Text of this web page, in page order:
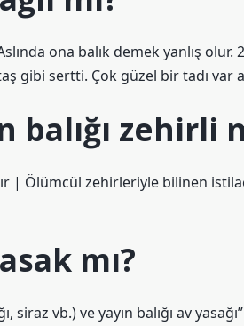
Aslında ona balık demek yanlış
gibi sertti. Çok güzel bir tadı var
balığı zehirli
| Ölümcül zehirleriyle bilinen
mı?
siraz vb.) ve yayın balığı av